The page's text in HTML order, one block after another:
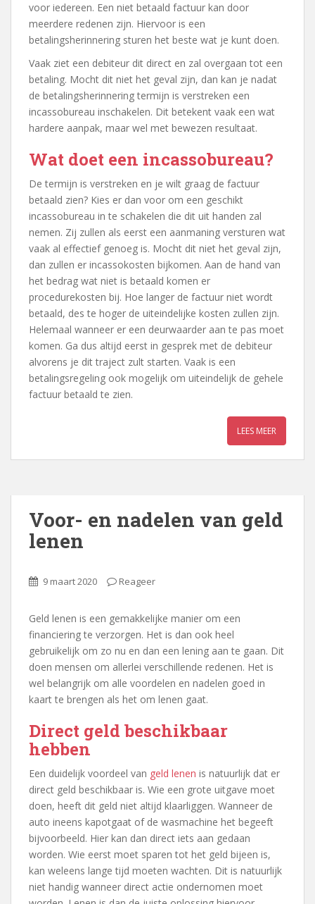
voor iedereen. Een niet betaald factuur kan door
meerdere redenen zijn. Hiervoor is een
betalingsherinnering sturen het beste wat je kunt doen.
Vaak ziet een debiteur dit direct en zal overgaan tot een
betaling. Mocht dit niet het geval zijn, dan kan je nadat
de betalingsherinnering termijn is verstreken een
incassobureau inschakelen. Dit betekent vaak een wat
hardere aanpak, maar wel met bewezen resultaat.
Wat doet een incassobureau?
De termijn is verstreken en je wilt graag de factuur
betaald zien? Kies er dan voor om een geschikt
incassobureau in te schakelen die dit uit handen zal
nemen. Zij zullen als eerst een aanmaning versturen wat
vaak al effectief genoeg is. Mocht dit niet het geval zijn,
dan zullen er incassokosten bijkomen. Aan de hand van
het bedrag wat niet is betaald komen er
procedurekosten bij. Hoe langer de factuur niet wordt
betaald, des te hoger de uiteindelijke kosten zullen zijn.
Helemaal wanneer er een deurwaarder aan te pas moet
komen. Ga dus altijd eerst in gesprek met de debiteur
alvorens je dit traject zult starten. Vaak is een
betalingsregeling ook mogelijk om uiteindelijk de gehele
factuur betaald te zien.
LEES MEER
Voor- en nadelen van geld
lenen
9 maart 2020 Reageer
Geld lenen is een gemakkelijke manier om een
financiering te verzorgen. Het is dan ook heel
gebruikelijk om zo nu en dan een lening aan te gaan. Dit
doen mensen om allerlei verschillende redenen. Het is
wel belangrijk om alle voordelen en nadelen goed in
kaart te brengen als het om lenen gaat.
Direct geld beschikbaar
hebben
Een duidelijk voordeel van geld lenen is natuurlijk dat er
direct geld beschikbaar is. Wie een grote uitgave moet
doen, heeft dit geld niet altijd klaarliggen. Wanneer de
auto ineens kapotgaat of de wasmachine het begeeft
bijvoorbeeld. Hier kan dan direct iets aan gedaan
worden. Wie eerst moet sparen tot het geld bijeen is,
kan weleens lange tijd moeten wachten. Dit is natuurlijk
niet handig wanneer direct actie ondernomen moet